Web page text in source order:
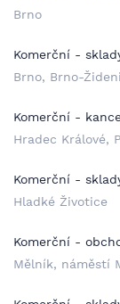
Brno
Komerční -
Brno, Brno-
Komerční -
Hradec Králové,
Komerční -
Hladké Životice
Komerční -
Mělník, náměstí